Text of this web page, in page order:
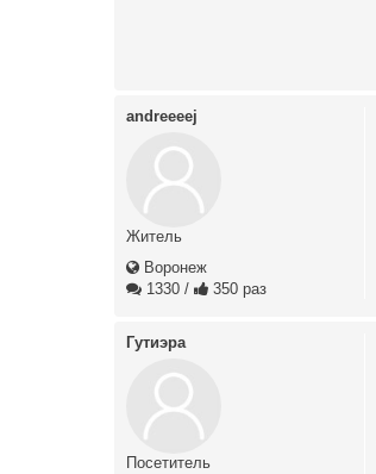
andreeeej
Житель
Воронеж
1330 / 350 раз
Гутиэра
Посетитель